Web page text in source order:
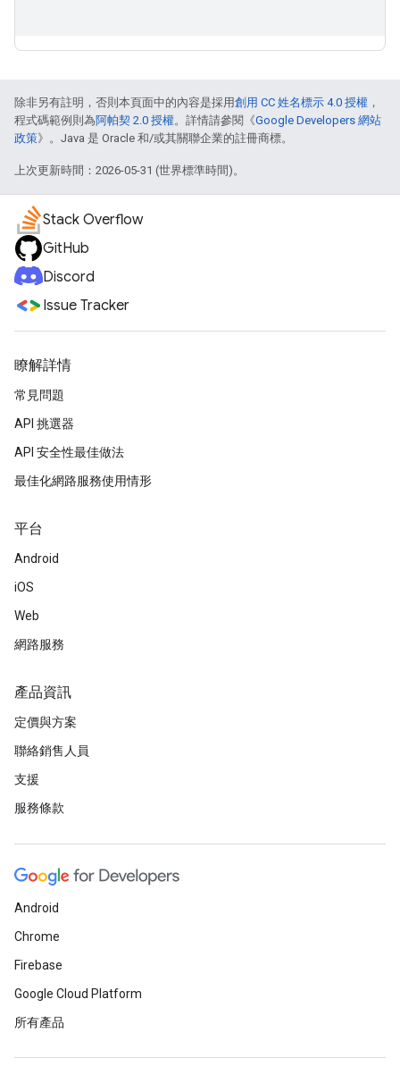
除非另有註明，否則本頁面中的內容是採用創用 CC 姓名標示 4.0 授權 ，
程式碼範例則為阿帕契 2.0 授權。詳情請參閱《Google Developers 網站
政策》。Java 是 Oracle 和/或其關聯企業的註冊商標。
上次更新時間：2026-05-31 (世界標準時間)。
Stack Overflow
GitHub
Discord
Issue Tracker
瞭解詳情
常見問題
API 挑選器
API 安全性最佳做法
最佳化網路服務使用情形
平台
Android
iOS
Web
網路服務
產品資訊
定價與方案
聯絡銷售人員
支援
服務條款
Android
Chrome
Firebase
Google Cloud Platform
所有產品